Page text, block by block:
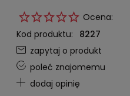
Ocena:
Kod produktu:
8227
zapytaj o produkt
poleć znajomemu
dodaj opinię